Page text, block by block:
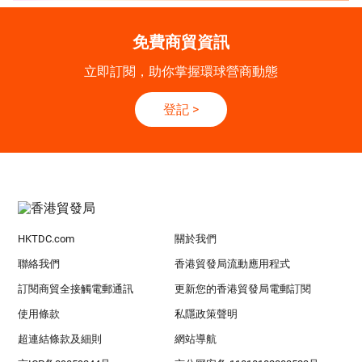
免費商貿資訊
立即訂閱，助你掌握環球營商動態
登記 >
HKTDC.com 關於我們
聯絡我們 香港貿發局流動應用程式
訂閱商貿全接觸電郵通訊 更新您的香港貿發局電郵訂閱
使用條款 私隱政策聲明
超連結條款及細則 網站導航